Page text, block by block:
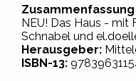
Zusammenfassung
NEU! Das Haus - mit
Schnabel und
Herausgeber:
ISBN-13: